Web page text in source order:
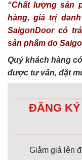
“Chất lượng sản
hàng, giá trị
SaigonDoor có
sản phẩm do
Quý khách hàng
được tư vấn, đặt
ĐĂNG
Giảm giá lên